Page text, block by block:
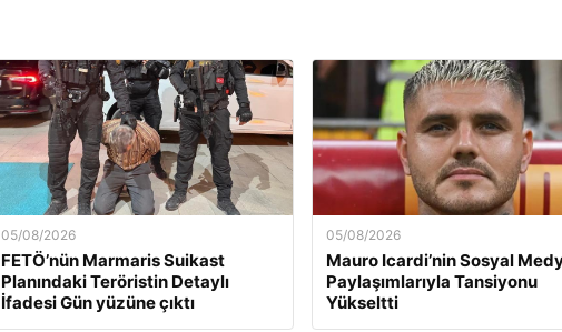
05/08/2026
FETÖ’nün Marmaris Suikast
Planındaki Teröristin Detaylı
İfadesi Gün yüzüne çıktı
05/08/2026
Mauro Icardi’nin Sosyal
Paylaşımlarıyla Tansiyonu
Yükseltti